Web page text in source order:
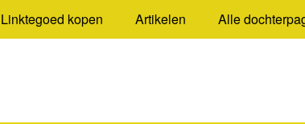
Linktegoed kopen Artikelen Alle